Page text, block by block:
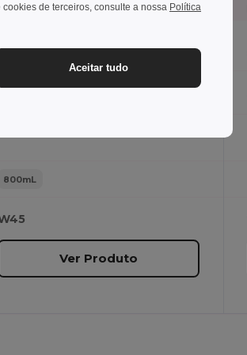
94025
Lancheira. Caixa hermética em aço inoxidável e tampa em bambu 800 mL
800mL
Ver Produto
de terceiros, consulte a nossa Política
Aceitar tudo